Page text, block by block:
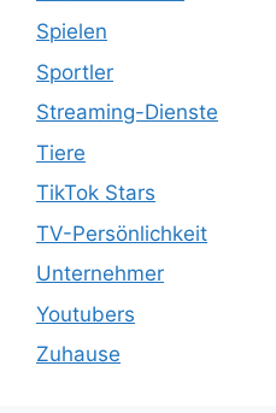
Spielen
Sportler
Streaming-Dienste
Tiere
TikTok Stars
TV-Persönlichkeit
Unternehmer
Youtubers
Zuhause